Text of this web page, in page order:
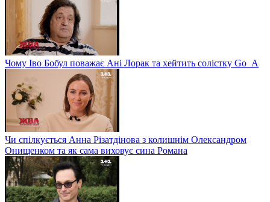
Чому Іво Бобул поважає Ані Лорак та хейтить солістку Go_A
Чи спілкується Анна Різатдінова з колишнім Олександром
Онищенком та як сама виховує сина Романа